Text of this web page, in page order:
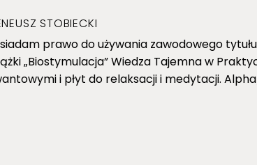
STOBIECKI
prawo do używania zawodowego
„Biostymulacja” Wiedza Tajemna w
i płyt do relaksacji i medytacji.